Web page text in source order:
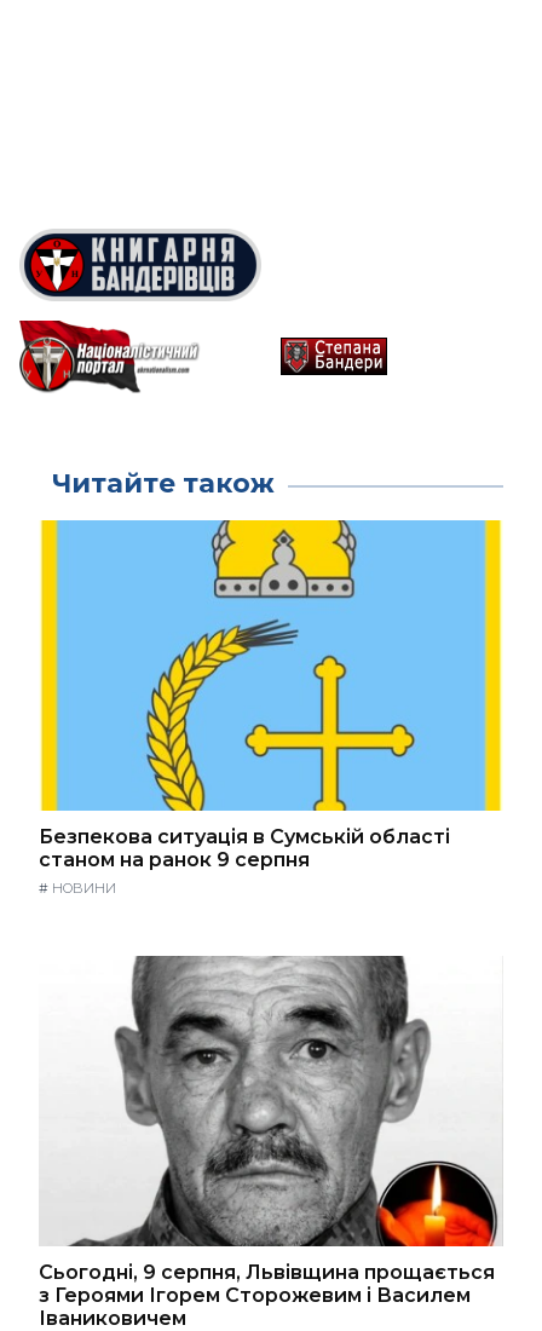
Читайте також
Безпекова ситуація в Сумській області
станом на ранок 9 серпня
# НОВИНИ
Сьогодні, 9 серпня, Львівщина прощається
з Героями Ігорем Сторожевим і Василем
Іваниковичем